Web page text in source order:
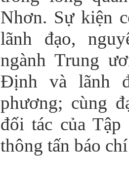
Nhơn. Sự kiện
lãnh đạo,
ngành Trung
Định và lãnh
phương; cùng
đối tác của Tập
thông tấn báo